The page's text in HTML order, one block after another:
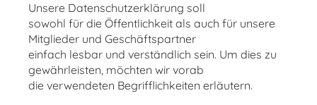
Unsere Datenschutzerklärung soll
sowohl für die Öffentlichkeit als auch für unsere
Mitglieder und Geschäftspartner
einfach lesbar und verständlich sein. Um dies zu
gewährleisten, möchten wir vorab
die verwendeten Begrifflichkeiten erläutern.